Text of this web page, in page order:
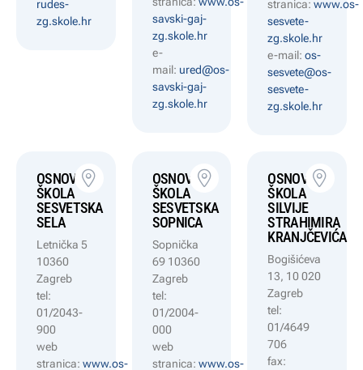
rudes-
zg.skole.hr
savski-gaj-
zg.skole.hr
e-
mail: ured@os-
savski-gaj-
zg.skole.hr
stranica:www.os-
sesvete-
zg.skole.hr
e-mail:os-
sesvete@os-
sesvete-
zg.skole.hr
OSNOVNA
ŠKOLA
SESVETSKA
SELA
Letnička 5
10360
Zagreb
tel:
01/2043-
900
web
stranica: www.os-
OSNOVNA
ŠKOLA
SESVETSKA
SOPNICA
Sopnička
69 10360
Zagreb
tel:
01/2004-
000
web
stranica: www.os-
OSNOVNA
ŠKOLA
SILVIJE
STRAHIMIRA
KRANJČEVIĆA
Bogišićeva
13, 10 020
Zagreb
tel:
01/4649
706
fax: